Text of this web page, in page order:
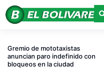
Gremio de mototaxistas
anuncian paro indefinido con
bloqueos en la ciudad